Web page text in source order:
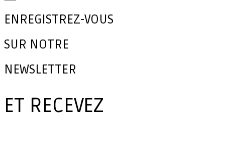
ENREGISTREZ-VOUS
SUR NOTRE
NEWSLETTER
ET RECEVEZ